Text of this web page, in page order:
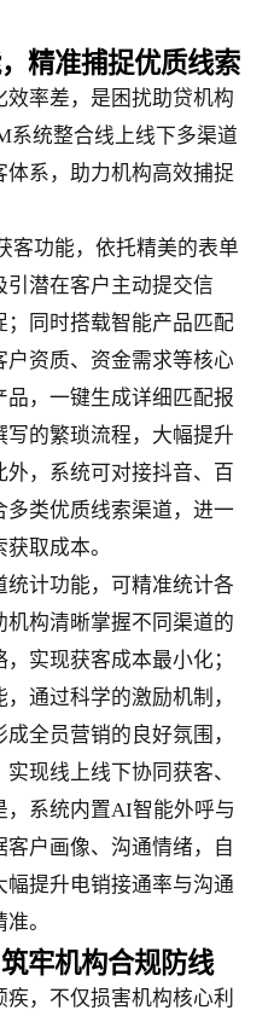
精准捕捉优质线索
率差，是困扰助贷机构
系统整合线上线下多渠道
系，助力机构高效捕捉
客功能，依托精美的表单
潜在客户主动提交信
同时搭载智能产品匹配
资质、资金需求等核心
，一键生成详细匹配报
的繁琐流程，大幅提升
，系统可对接抖音、百
类优质线索渠道，进一
取成本。
计功能，可精准统计各
构清晰掌握不同渠道的
实现获客成本最小化；
通过科学的激励机制，
全员营销的良好氛围，
现线上线下协同获客、
，系统内置AI智能外呼与
户画像、沟通情绪，自
提升电销接通率与沟通
。
牢机构合规防线
，不仅损害机构核心利